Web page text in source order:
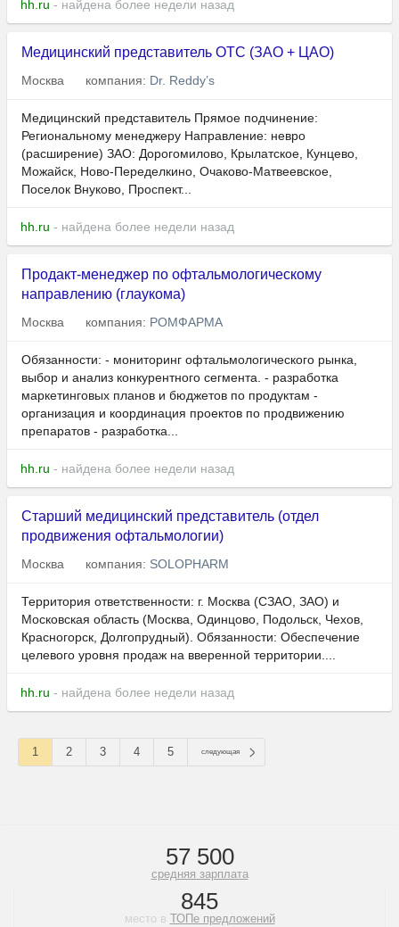
hh.ru - найдена более недели назад
Медицинский представитель ОТС (ЗАО + ЦАО)
Москва компания: Dr. Reddy’s
Медицинский представитель Прямое подчинение:
Региональному менеджеру Направление: невро
(расширение) ЗАО: Дорогомилово, Крылатское, Кунцево,
Можайск, Ново-Переделкино, Очаково-Матвеевское,
Поселок Внуково, Проспект...
hh.ru - найдена более недели назад
Продакт-менеджер по офтальмологическому
направлению (глаукома)
Москва компания: РОМФАРМА
Обязанности: - мониторинг офтальмологического рынка,
выбор и анализ конкурентного сегмента. - разработка
маркетинговых планов и бюджетов по продуктам -
организация и координация проектов по продвижению
препаратов - разработка...
hh.ru - найдена более недели назад
Старший медицинский представитель (отдел
продвижения офтальмологии)
Москва компания: SOLOPHARM
Территория ответственности: г. Москва (СЗАО, ЗАО) и
Московская область (Москва, Одинцово, Подольск, Чехов,
Красногорск, Долгопрудный). Обязанности: Обеспечение
целевого уровня продаж на вверенной территории....
hh.ru - найдена более недели назад
1 2 3 4 5 следующая
57 500
средняя зарплата
845
место в ТОПе предложений